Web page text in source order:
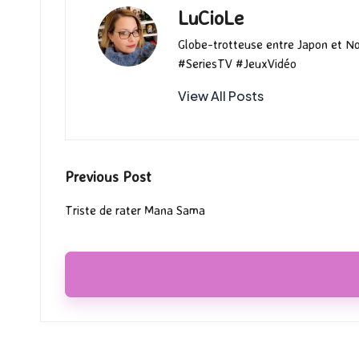
o
k
o
n
r
LuCioLe
Globe-trotteuse entre Japon et
#SeriesTV #JeuxVidéo
View All Posts
Post
navigation
Previous Post
Triste de rater Mana Sama